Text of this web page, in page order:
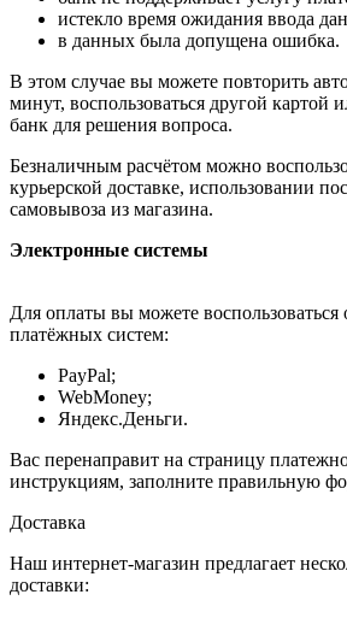
истекло время ожидания ввода
в данных была допущена ошибка.
В этом случае вы можете повторить
минут, воспользоваться другой картой
банк для решения вопроса.
Безналичным расчётом можно
курьерской доставке, использовании
самовывоза из магазина.
Электронные системы
Для оплаты вы можете
платёжных систем:
PayPal;
WebMoney;
Яндекс.Деньги.
Вас перенаправит на страницу
инструкциям, заполните правильную
Доставка
Наш интернет-магазин предлагает
доставки: